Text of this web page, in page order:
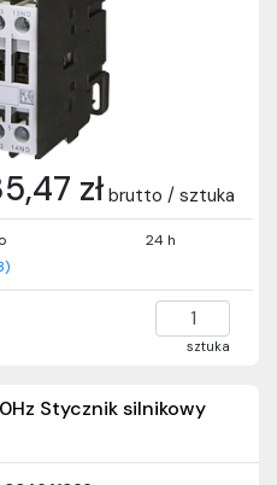
złbrutto / sztuka
24 h
sztuka
Stycznik silnikowy